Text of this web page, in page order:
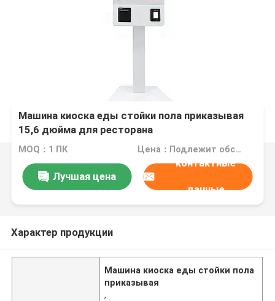
Машина киоска еды стойки пола приказывая
15,6 дюйма для ресторана
MOQ：1 ПК Цена：Подлежит обсуждению
Лучшая цена
контактные
данные
Характер продукции
Машина киоска еды стойки пола
приказывая
,